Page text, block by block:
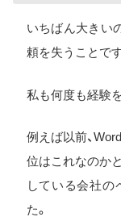
いちばん大きい
頼を失うことです
私も何度も経験
例えば以前、
位はこれなのか
している会社の
た。